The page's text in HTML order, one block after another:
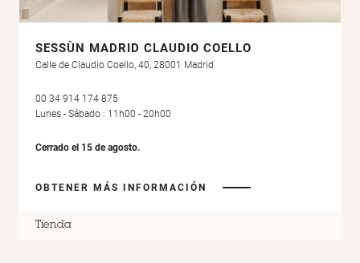
SESSÙN MADRID CLAUDIO COELLO
Calle de Claudio Coello, 40, 28001 Madrid
00 34 914 174 875
Lunes - Sábado : 11h00 - 20h00
Cerrado el 15 de agosto.
OBTENER MÁS INFORMACIÓN
Tienda